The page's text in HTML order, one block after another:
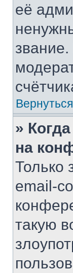
её
»
на
Только
email-
такую